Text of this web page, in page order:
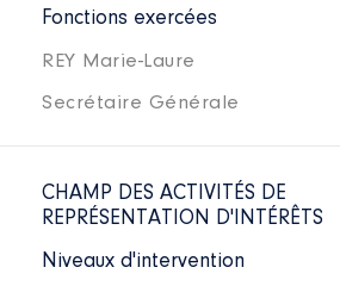
Fonctions exercées
REY Marie-Laure
Secrétaire Générale
CHAMP DES ACTIVITÉS DE
REPRÉSENTATION D'INTÉRÊTS
Niveaux d'intervention